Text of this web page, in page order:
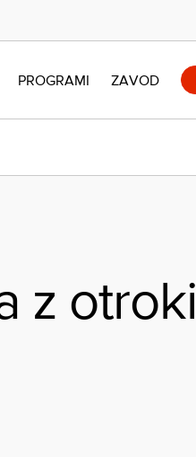
PROGRAMI ZAVOD
z otroki